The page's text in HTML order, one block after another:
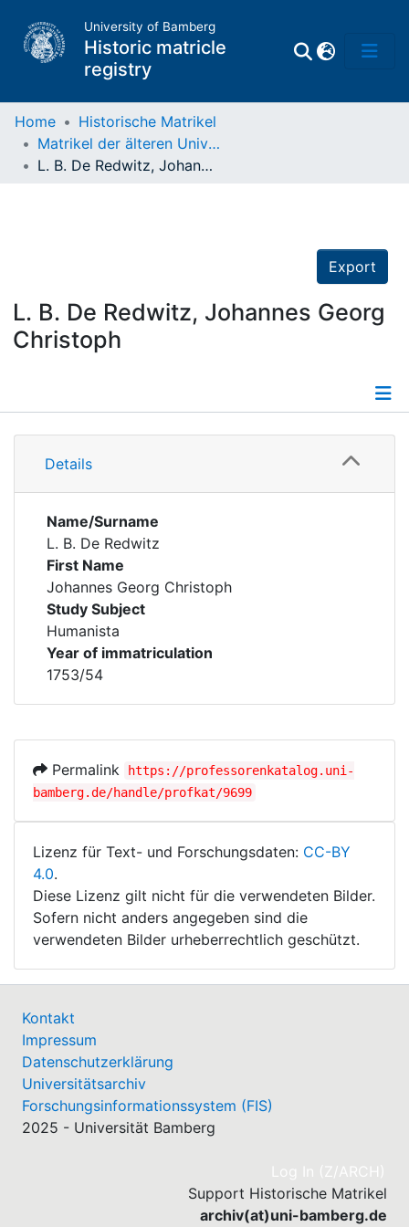
University of Bamberg
Historic matricle
registry
Matrikel
Home
Historische Matrikel
Matrikel der älteren Universität
L. B. De Redwitz, Johannes Georg Christoph
Export
L. B. De Redwitz, Johannes Georg
Christoph
Details
Details
Name/Surname
L. B. De Redwitz
First Name
Johannes Georg Christoph
Study Subject
Humanista
Year of immatriculation
1753/54
Permalink
https://professorenkatalog.uni-
bamberg.de/handle/profkat/9699
Lizenz für Text- und Forschungsdaten: CC-BY
4.0.
Diese Lizenz gilt nicht für die verwendeten Bilder.
Sofern nicht anders angegeben sind die
verwendeten Bilder urheberrechtlich geschützt.
Kontakt
Impressum
Datenschutzerklärung
Universitätsarchiv
Forschungsinformationssystem (FIS)
2025 - Universität Bamberg
Log In (Z/ARCH)
Support Historische Matrikel
archiv(at)uni-bamberg.de